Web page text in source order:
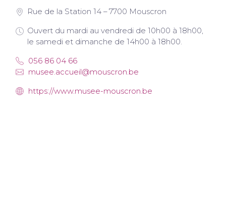
Rue de la Station 14 – 7700 Mouscron
Ouvert du mardi au vendredi de 10h00 à 18h00,
le samedi et dimanche de 14h00 à 18h00.
056 86 04 66
musee.accueil@mouscron.be
https://www.musee-mouscron.be